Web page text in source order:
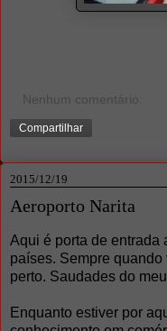
Nenhum comentário:
Compartilhar
2015/12/19
Aeroporto Narita
Aqui é porta de entrada
países. Sempre
perto. Saudades do
Enquanto estiver por